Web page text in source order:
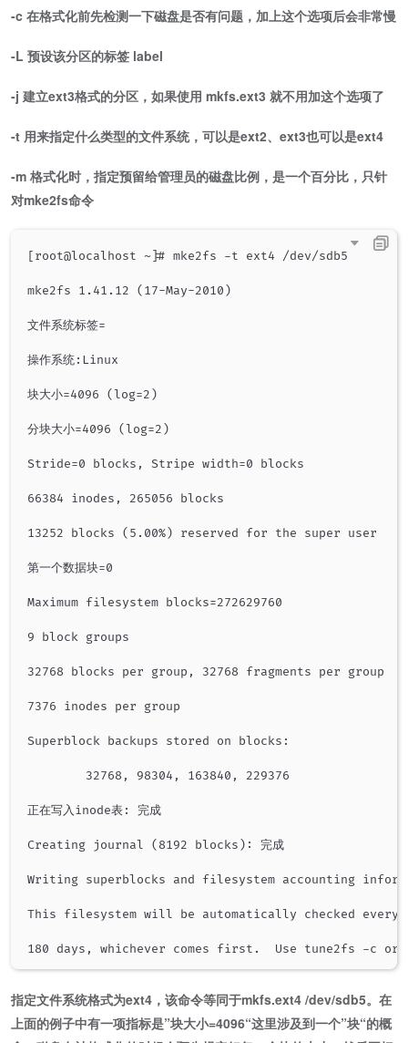
-c 在格式化前先检测一下磁盘是否有问题，加上这个选项后会非常慢
-L 预设该分区的标签 label
-j 建立ext3格式的分区，如果使用 mkfs.ext3 就不用加这个选项了
-t 用来指定什么类型的文件系统，可以是ext2、ext3也可以是ext4
-m 格式化时，指定预留给管理员的磁盘比例，是一个百分比，只针
对mke2fs命令
[root@localhost ~]# mke2fs -t ext4 /dev/sdb5
mke2fs 1.41.12 (17-May-2010)
文件系统标签=
操作系统:Linux
块大小=4096 (log=2)
分块大小=4096 (log=2)
Stride=0 blocks, Stripe width=0 blocks
66384 inodes, 265056 blocks
13252 blocks (5.00%) reserved for the super user
第一个数据块=0
Maximum filesystem blocks=272629760
9 block groups
32768 blocks per group, 32768 fragments per group
7376 inodes per group
Superblock backups stored on blocks:
        32768, 98304, 163840, 229376
正在写入inode表: 完成
Creating journal (8192 blocks): 完成
Writing superblocks and filesystem accounting
This filesystem will be automatically checked every
指定文件系统格式为ext4，该命令等同于mkfs.ext4 /dev/sdb5。在
上面的例子中有一项指标是”块大小=4096“这里涉及到一个”块“的概